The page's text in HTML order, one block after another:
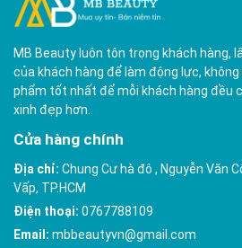
MB Beauty luôn tôn trọng khách hàng,
của khách hàng để làm động lực,
phẩm tốt nhất để mỗi khách hàng đều
xinh đẹp hơn.
Cửa hàng chính
Địa chỉ: Chung Cư hà đô , Nguyễn Văn
Vấp, TP.HCM
Điện thoại: 0767788109
Email: mbbeautyvn@gmail.com